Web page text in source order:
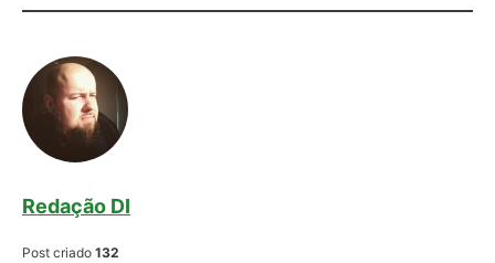
Redação DI
Post criado 132